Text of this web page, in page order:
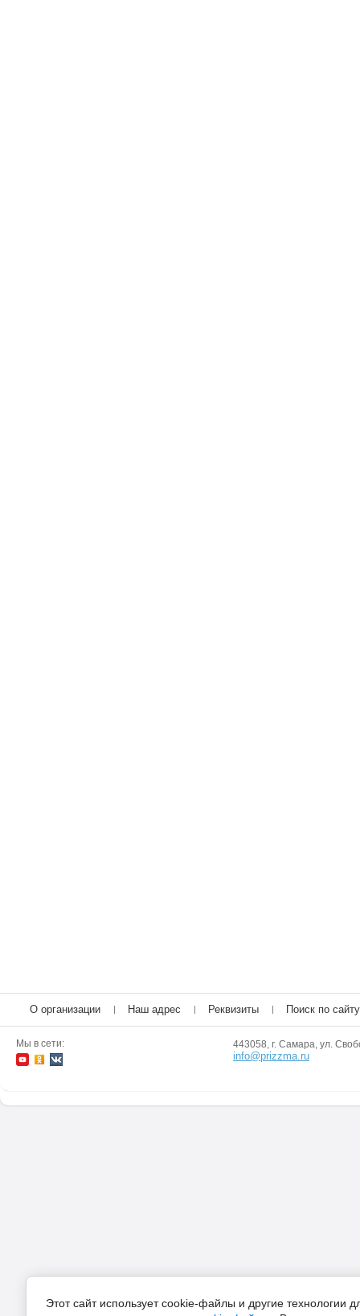
О организации Наш адрес Реквизиты Поиск по сайту
Мы в сети: 443058, г. Самара, ул.
info@prizzma.ru
Этот сайт использует cookie-файлы и другие